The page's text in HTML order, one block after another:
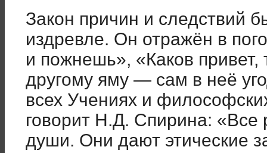
Закон причин и следствий
издревле. Он отражён в
и пожнешь», «Каков привет,
другому яму — сам в неё
всех Учениях и
говорит Н.Д. Спирина: «Все
души. Они дают этические